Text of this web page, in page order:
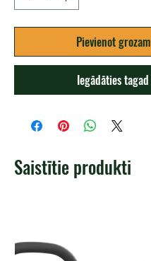
Pievienot grozam
Iegādāties tagad
Saistītie produkti